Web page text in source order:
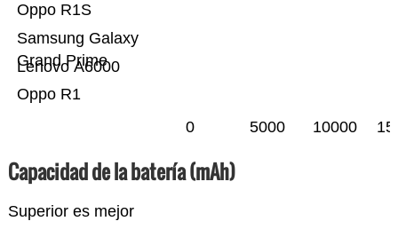
Oppo R1
Lenovo A6000
Samsung Galaxy
Grand Prime
Oppo R1S
0 5000 10000
Capacidad de la batería (mAh)
Superior es mejor